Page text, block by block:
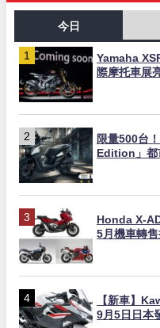
今日
Yamaha
際摩托車展
限量500台
Edition」都
Honda X-
5月機車轉
【新車】
9月5日日本